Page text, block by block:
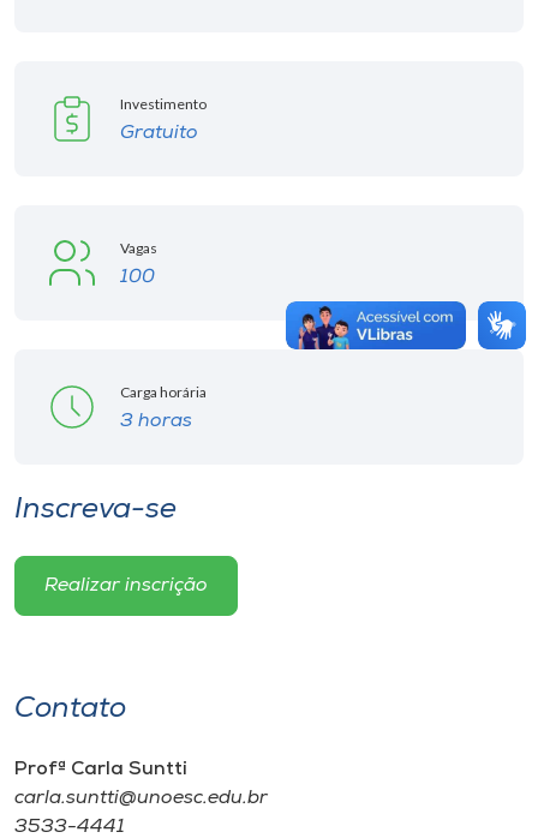
Investimento
Gratuito
Vagas
100
Carga horária
3 horas
Inscreva-se
Realizar inscrição
Contato
Profª Carla Suntti
carla.suntti@unoesc.edu.br
3533-4441